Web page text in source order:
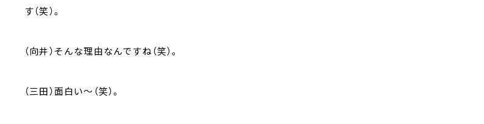
す（笑）。
（向井）そんな理由なんですね（笑）。
（三田）面白い～（笑）。